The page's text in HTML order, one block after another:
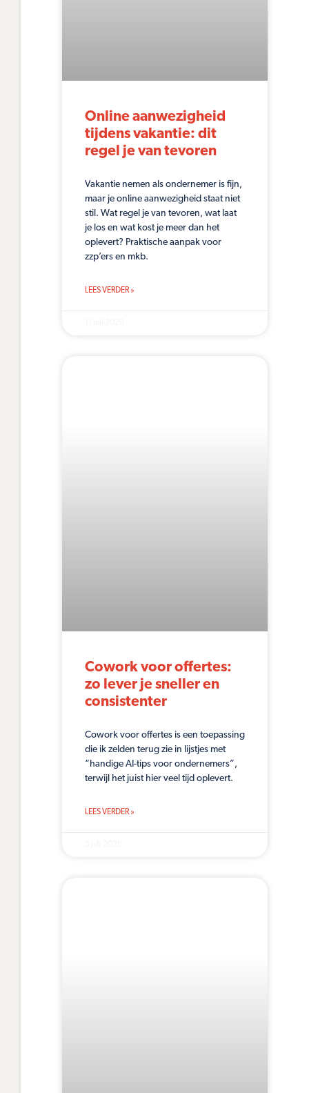
Online aanwezigheid
tijdens vakantie: dit
regel je van tevoren
Vakantie nemen als ondernemer is fijn,
maar je online aanwezigheid staat niet
stil. Wat regel je van tevoren, wat laat
je los en wat kost je meer dan het
oplevert? Praktische aanpak voor
zzp’ers en mkb.
LEES VERDER »
Cowork voor offertes:
zo lever je sneller en
consistenter
Cowork voor offertes is een toepassing
die ik zelden terug zie in lijstjes met
“handige AI-tips voor ondernemers”,
terwijl het juist hier veel tijd oplevert.
LEES VERDER »